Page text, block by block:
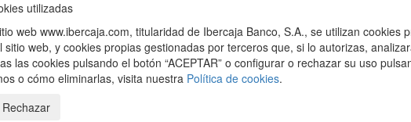
utilizadas
web www.ibercaja.com, titularidad de Ibercaja Banco, S.A., se utilizan
web, y cookies propias gestionadas por terceros que, si lo autorizas,
las cookies pulsando el botón “ACEPTAR” o configurar o rechazar su uso
o cómo eliminarlas, visita nuestra Política de cookies.
Rechazar